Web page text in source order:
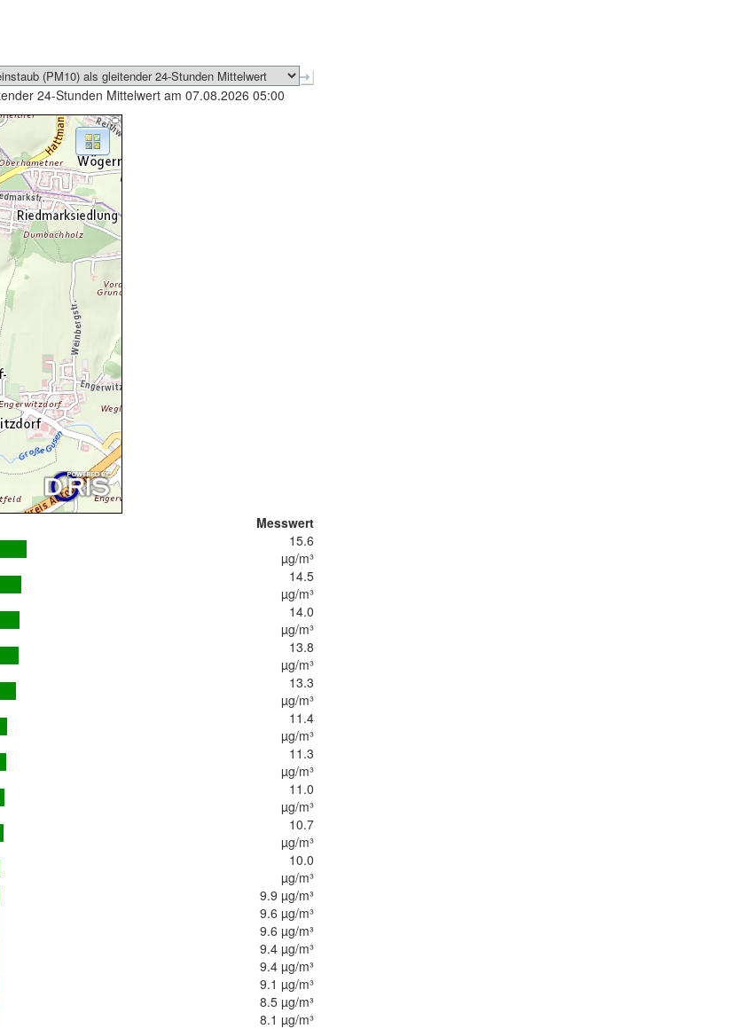
24-Stunden Mittelwert am 07.08.2026 05:00
Messwert
15.6
µg/m³
14.5
µg/m³
14.0
µg/m³
13.8
µg/m³
13.3
µg/m³
11.4
µg/m³
11.3
µg/m³
11.0
µg/m³
10.7
µg/m³
10.0
µg/m³
9.9 µg/m³
9.6 µg/m³
9.6 µg/m³
9.4 µg/m³
9.4 µg/m³
9.1 µg/m³
8.5 µg/m³
8.1 µg/m³